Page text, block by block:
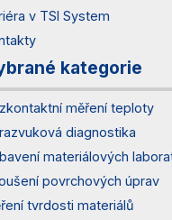
v TSI System
kategorie
měření teploty
diagnostika
materiálových
povrchových úprav
tvrdosti materiálů